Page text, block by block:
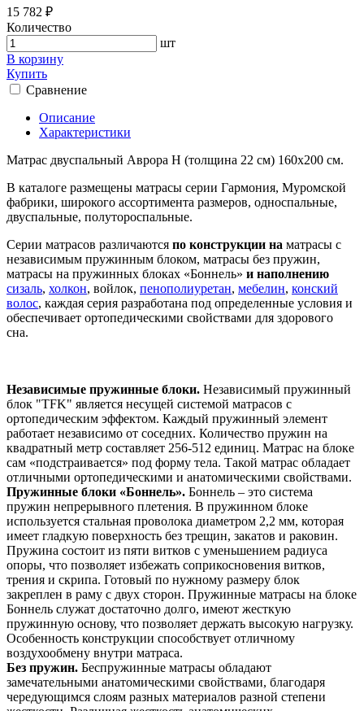
15 782 ₽
Количество
шт
В корзину
Купить
Сравнение
Описание
Характеристики
Матрас двуспальный Аврора Н (толщина 22 см) 160х200 см.
В каталоге размещены матрасы серии Гармония, Муромской
фабрики, широкого ассортимента размеров, односпальные,
двуспальные, полутороспальные.
Серии матрасов различаются по конструкции на матрасы с
независимым пружинным блоком, матрасы без пружин,
матрасы на пружинных блоках «Боннель» и наполнению
сизаль, холкон, войлок, пенополиуретан, мебелин, конский
волос, каждая серия разработана под определенные условия и
обеспечивает ортопедическими свойствами для здорового
сна.
Независимые пружинные блоки. Независимый пружинный
блок "TFK" является несущей системой матрасов с
ортопедическим эффектом. Каждый пружинный элемент
работает независимо от соседних. Количество пружин на
квадратный метр составляет 256-512 единиц. Матрас на блоке
сам «подстраивается» под форму тела. Такой матрас обладает
отличными ортопедическими и анатомическими свойствами.
Пружинные блоки «Боннель». Боннель – это система
пружин непрерывного плетения. В пружинном блоке
используется стальная проволока диаметром 2,2 мм, которая
имеет гладкую поверхность без трещин, закатов и раковин.
Пружина состоит из пяти витков с уменьшением радиуса
опоры, что позволяет избежать соприкосновения витков,
трения и скрипа. Готовый по нужному размеру блок
закреплен в раму с двух сторон. Пружинные матрасы на блоке
Боннель служат достаточно долго, имеют жесткую
пружинную основу, что позволяет держать высокую нагрузку.
Особенность конструкции способствует отличному
воздухообмену внутри матраса.
Без пружин. Беспружинные матрасы обладают
замечательными анатомическими свойствами, благодаря
чередующимся слоям разных материалов разной степени